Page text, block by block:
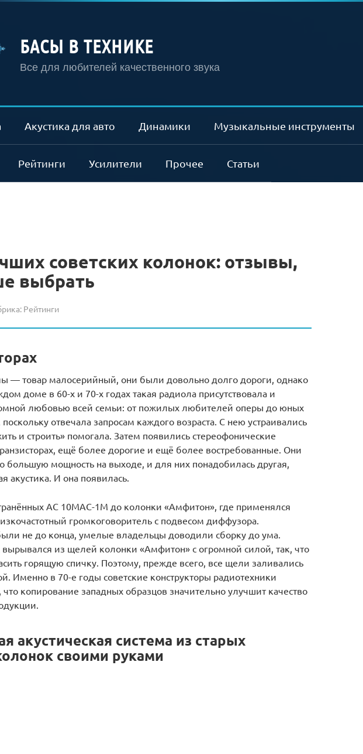
БАСЫ В ТЕХНИКЕ
Все для любителей качественного звука
Акустика для авто Динамики Музыкальные инструменты
Рейтинги Усилители Прочее Статьи
советских колонок: отзывы,
выбрать
Рейтинги
— товар малосерийный, они были довольно долго дороги, однако
доме в 60-х и 70-х годах такая радиола присутствовала и
любовью всей семьи: от пожилых любителей оперы до юных
отвечала запросам каждого возраста. С нею устраивались
и строить» помогала. Затем появились стереофонические
ещё более дорогие и ещё более востребованные. Они
большую мощность на выходе, и для них понадобилась другая,
акустика. И она появилась.
АС 10МАС-1М до колонки «Амфитон», где применялся
громкоговоритель с подвесом диффузора.
не до конца, умелые владельцы доводили сборку до ума.
из щелей колонки «Амфитон» с огромной силой, так, что
горящую спичку. Поэтому, прежде всего, все щели заливались
Именно в 70-е годы советские конструкторы радиотехники
копирование западных образцов значительно улучшит качество
акустическая система из старых
своими руками